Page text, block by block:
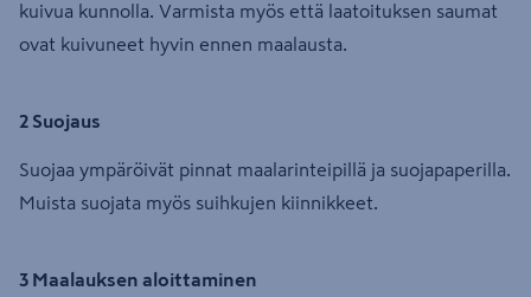
kuivua kunnolla. Varmista myös että laatoituksen saumat
ovat kuivuneet hyvin ennen maalausta.
2 Suojaus
Suojaa ympäröivät pinnat maalarinteipillä ja suojapaperilla.
Muista suojata myös suihkujen kiinnikkeet.
3 Maalauksen aloittaminen